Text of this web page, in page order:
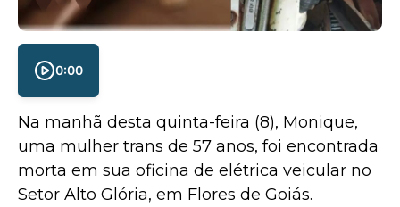
0:00
Na manhã desta quinta-feira (8), Monique,
uma mulher trans de 57 anos, foi encontrada
morta em sua oficina de elétrica veicular no
Setor Alto Glória, em Flores de Goiás.